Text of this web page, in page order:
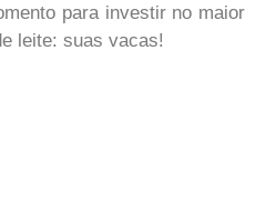
para investir no maior
leite: suas vacas!